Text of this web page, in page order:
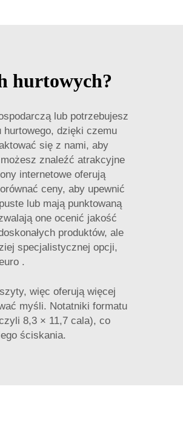
hurtowych?
lub potrzebujesz
dzięki czemu
się z nami, aby
znaleźć atrakcyjne
internetowe oferują
ceny, aby upewnić
lub mają punktowaną
one ocenić jakość
produktów, ale
specjalistycznej opcji,
.
więc oferują więcej
myśli. Notatniki formatu
8,3 × 11,7 cala), co
ściskania.